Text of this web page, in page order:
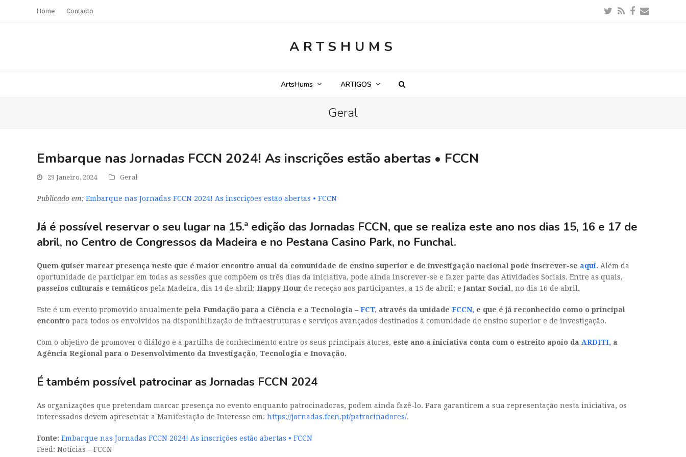
Home Contacto Twitter
RSSFacebook
Email
ARTSHUMS
ArtsHums ARTIGOS
Geral
Embarque nas Jornadas FCCN 2024! As inscrições estão abertas • FCCN
29 Janeiro, 2024 Geral
Publicado em: Embarque nas Jornadas FCCN 2024! As inscrições estão abertas • FCCN
Já é possível reservar o seu lugar na 15.ª edição dasJornadas FCCN, que se realiza este ano nos dias 15, 16 e 17 de
abril, no Centro de Congressos da Madeira e no Pestana Casino Park, no Funchal.
Quem quiser marcar presença neste que é maior encontro anual da comunidade de ensino superior e de investigação nacional pode inscrever-se aqui. Além da
oportunidade de participar em todas as sessões que compõem os três dias da iniciativa, pode ainda inscrever-se e fazer parte das Atividades Sociais. Entre as quais,
passeios culturais e temáticos pela Madeira, dia 14 de abril; Happy Hour de receção aos participantes, a 15 de abril; eJantar Social, no dia 16 de abril.
Este é um evento promovido anualmente pela Fundação para a Ciência e a Tecnologia – FCT, através da unidade FCCN, e que é já reconhecido como o principal
encontro para todos os envolvidos na disponibilização de infraestruturas e serviços avançados destinados à comunidade de ensino superior e de investigação.
Com o objetivo de promover o diálogo e a partilha de conhecimento entre os seus principais atores, este ano a iniciativa conta com o estreito apoio da ARDITI, a
Agência Regional para o Desenvolvimento da Investigação, Tecnologia e Inovação.
É também possível patrocinar as Jornadas FCCN 2024
As organizações que pretendam marcar presença no evento enquanto patrocinadoras, podem ainda fazê-lo. Para garantirem a sua representação nesta iniciativa, os
interessados devem apresentar a Manifestação de Interesse em: https://jornadas.fccn.pt/patrocinadores/.
Fonte: Embarque nas Jornadas FCCN 2024! As inscrições estão abertas • FCCN
Feed: Notícias – FCCN